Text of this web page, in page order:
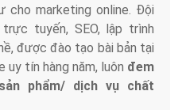
marketing online. Đội
tuyến, SEO, lập trình
được đào tạo bài bản tại
uy tín hàng năm, luôn đem
phẩm/ dịch vụ chất